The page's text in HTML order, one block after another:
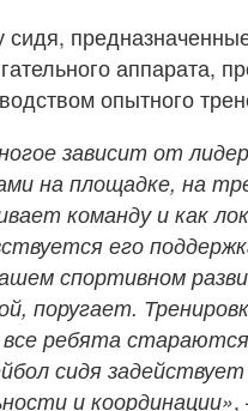
сидя,
аппарата,
опытного
зависит от
на площадке, на
команду и как
его
спортивном
поругает.
все ребята
сидя
и координации»,